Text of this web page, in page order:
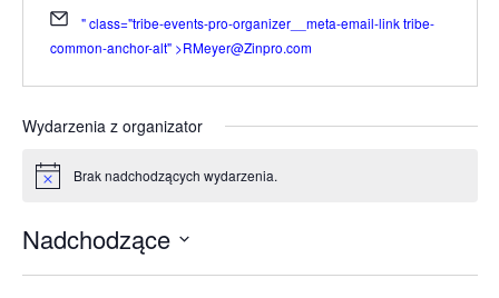
Szukaj:
Adres
e-
" class="tribe-events-pro-organizer__meta-email-link tribe-
common-anchor-alt" >RMeyer@Zinpro.com
Wydarzenia z organizator
Powiadomienie
Brak nadchodzących wydarzenia.
Nadchodzące